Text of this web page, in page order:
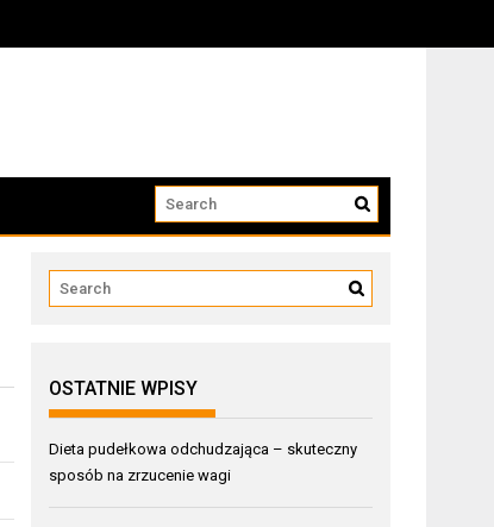
OSTATNIE WPISY
Dieta pudełkowa odchudzająca – skuteczny
sposób na zrzucenie wagi